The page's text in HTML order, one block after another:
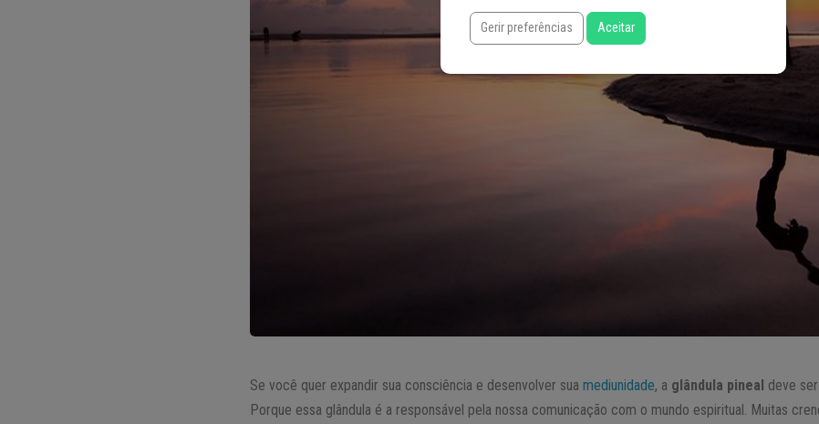
Se você quer expandir sua consciência e desenvolver suamediunidade, a glândula pineal deve
Porque essa glândula é a responsável pela nossa comunicação com o mundo espiritual. Muitas
Gerir preferências Aceitar